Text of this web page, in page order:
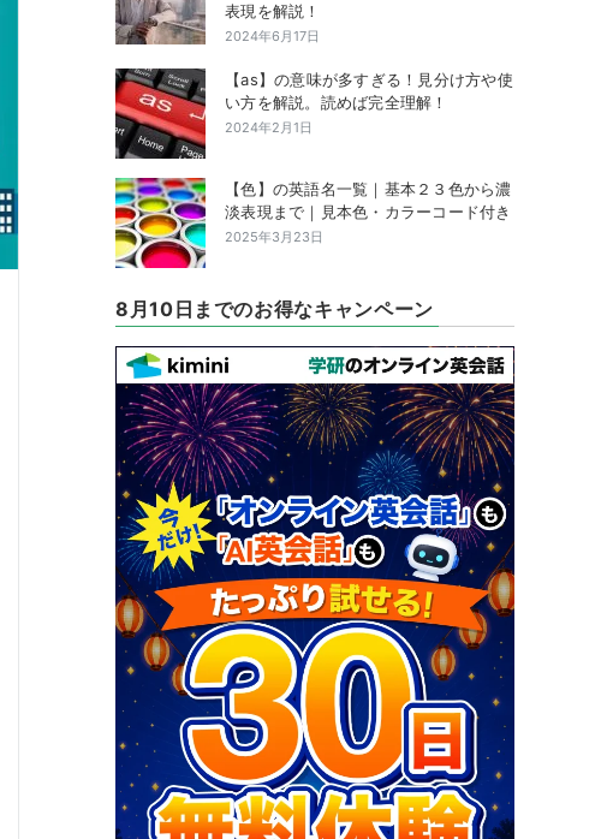
表現を解説！
2024年6月17日
【as】の意味が多すぎる！見分け方や使
い方を解説。読めば完全理解！
2024年2月1日
【色】の英語名一覧｜基本２３色から濃
淡表現まで｜見本色・カラーコード付き
2025年3月23日
8月10日までのお得なキャンペーン